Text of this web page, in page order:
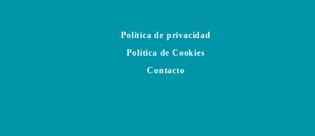
Política de privacidad
Política de Cookies
Contacto